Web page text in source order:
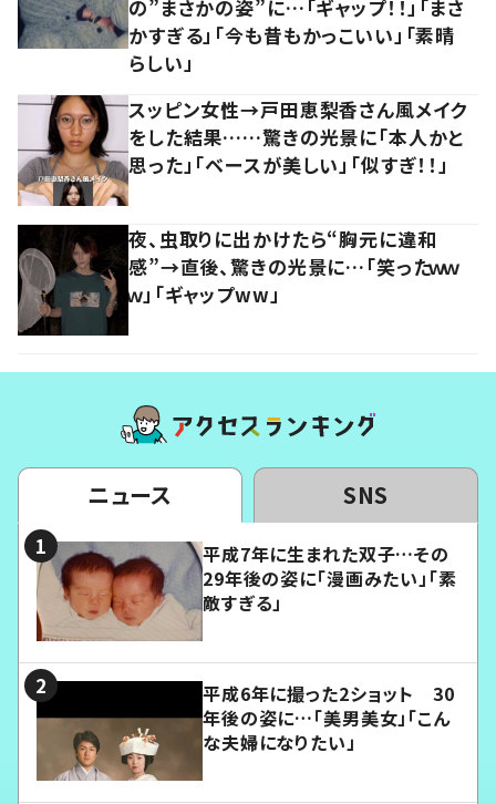
の”まさかの姿”に…「ギャップ！！」「まさ
かすぎる」「今も昔もかっこいい」「素晴
らしい」
スッピン女性→戸田恵梨香さん風メイク
をした結果……驚きの光景に「本人かと
思った」「ベースが美しい」「似すぎ！！」
夜、虫取りに出かけたら“胸元に違和
感”→直後、驚きの光景に…「笑ったｗｗ
ｗ」「ギャップww」
ニュース SNS
平成7年に生まれた双子…その
29年後の姿に「漫画みたい」「素
敵すぎる」
平成6年に撮った2ショット 30
年後の姿に…「美男美女」「こん
な夫婦になりたい」